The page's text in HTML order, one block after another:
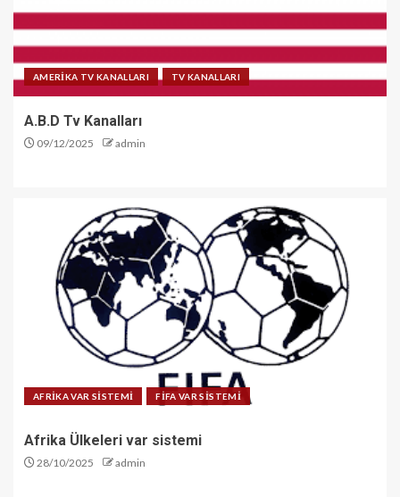
AMERİKA TV KANALLARI TV KANALLARI
A.B.D Tv Kanalları
09/12/2025 admin
AFRİKA VAR SİSTEMİ FİFA VAR SİSTEMİ
Afrika Ülkeleri var sistemi
28/10/2025 admin